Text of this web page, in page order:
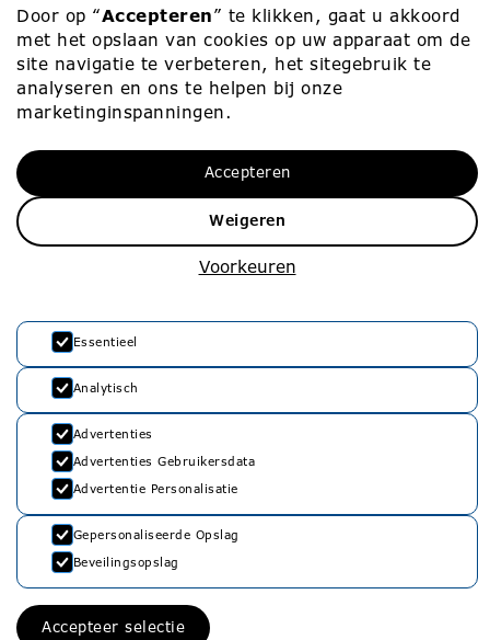
Werken bij
Werken bij
Vacatures
Zij-instroom
Contact
info@rvko.nl
Adresgegevens
©2026 RVKO. Alle rechten voorbehouden.
Privacyverklaring
Cookie Policy
Door op “Accepteren” te klikken, gaat u akkoord
met het opslaan van cookies op uw apparaat om de
site navigatie te verbeteren, het sitegebruik te
analyseren en ons te helpen bij onze
marketinginspanningen.
Voorkeuren
Weigeren
Accepteren
Essentieel
Analytisch
Advertenties
Advertenties Gebruikersdata
Advertentie Personalisatie
Gepersonaliseerde Opslag
Beveilingsopslag
Accepteer selectie